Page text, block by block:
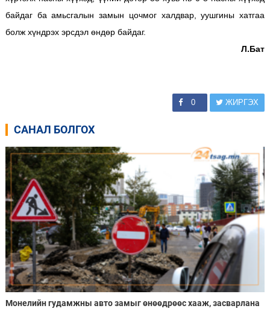
байдаг ба амьсгалын замын цочмог халдвар, уушгины хатгаа
болж хүндрэх эрсдэл өндөр байдаг.
Л.Бат
0 ЖИРГЭХ
САНАЛ БОЛГОХ
Монелийн гудамжны авто замыг өнөөдрөөс хааж, засварлана